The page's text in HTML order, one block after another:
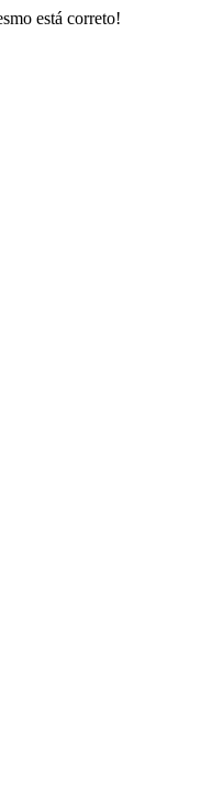
está correto!